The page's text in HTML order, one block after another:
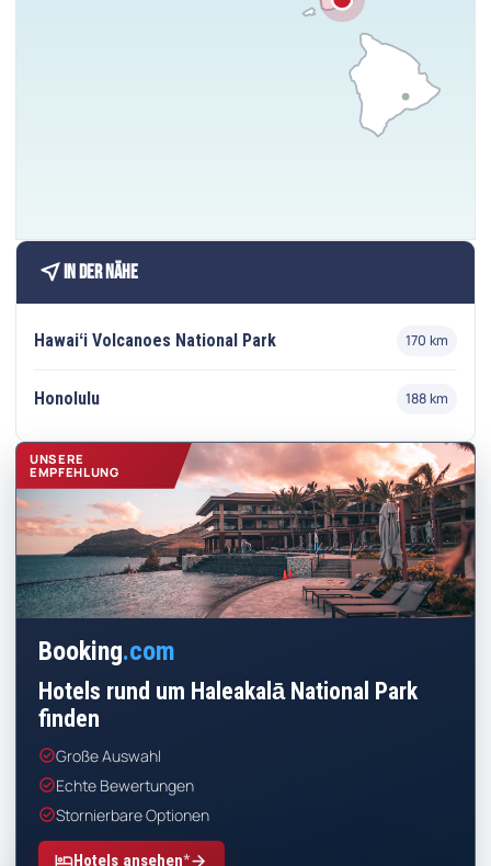
near_meIn der Nähe
Hawaiʻi Volcanoes National Park 170 km
Honolulu 188 km
UNSERE
EMPFEHLUNG
Booking.com
Hotels rund um Haleakalā National Park
finden
check_circleGroße Auswahl
check_circleEchte Bewertungen
check_circleStornierbare Optionen
hotelHotels ansehen*arrow_forward